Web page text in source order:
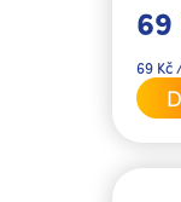
69
Měrná
cena:
69 Kč